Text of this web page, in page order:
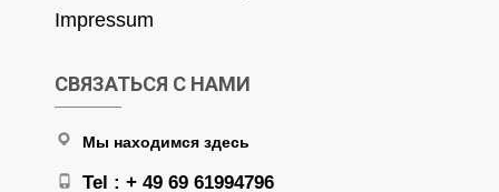
Impressum
СВЯЗАТЬСЯ С НАМИ
Мы находимся здесь
Tel : + 49 69 61994796